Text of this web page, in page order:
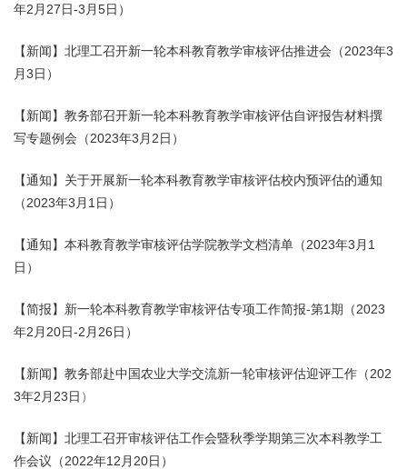
年2月27日-3月5日）
【新闻】北理工召开新一轮本科教育教学审核评估推进会（2023年3
月3日）
【新闻】教务部召开新一轮本科教育教学审核评估自评报告材料撰
写专题例会（2023年3月2日）
【通知】关于开展新一轮本科教育教学审核评估校内预评估的通知
（2023年3月1日）
【通知】本科教育教学审核评估学院教学文档清单（2023年3月1
日）
【简报】新一轮本科教育教学审核评估专项工作简报-第1期（2023
年2月20日-2月26日）
【新闻】教务部赴中国农业大学交流新一轮审核评估迎评工作（202
3年2月23日 ）
【新闻】北理工召开审核评估工作会暨秋季学期第三次本科教学工
作会议（2022年12月20日）